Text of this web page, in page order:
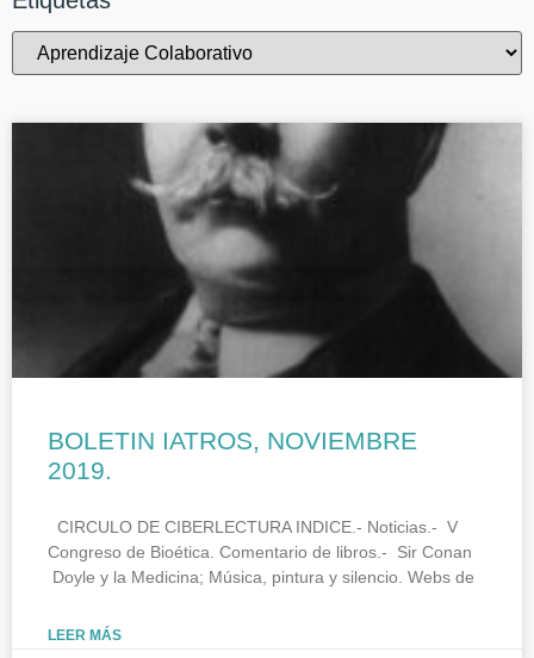
BOLETIN IATROS, NOVIEMBRE
2019.
CIRCULO DE CIBERLECTURA INDICE.- Noticias.- V
Congreso de Bioética. Comentario de libros.- Sir Conan
Doyle y la Medicina; Música, pintura y silencio. Webs de
LEER MÁS